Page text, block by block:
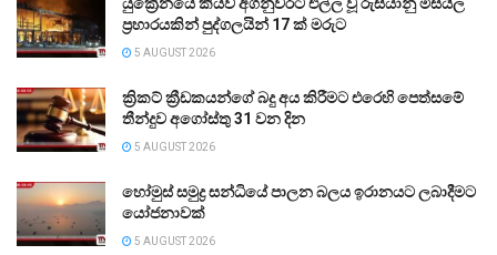
යුක්‍රේනයේ කියව් අගනුවරට එල්ල වූ රුසියානු මිසයිල
ප්‍රහාරයකින් පුද්ගලයින් 17 ක් මරුට
5 AUGUST 2026
ක්‍රිකට් ක්‍රීඩකයන්ගේ බදු අය කිරීමට එරෙහි පෙත්සමේ
තීන්දුව අගෝස්තු 31 වන දින
5 AUGUST 2026
හෝමුස් සමුද්‍ර සන්ධියේ පාලන බලය ඉරානයට ලබාදීමට
යෝජනාවක්
5 AUGUST 2026